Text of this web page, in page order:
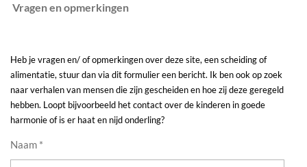
Vragen en opmerkingen
Heb je vragen en/ of opmerkingen over deze site, een scheiding of
alimentatie, stuur dan via dit formulier een bericht. Ik ben ook op zoek
naar verhalen van mensen die zijn gescheiden en hoe zij deze geregeld
hebben. Loopt bijvoorbeeld het contact over de kinderen in goede
harmonie of is er haat en nijd onderling?
Naam *